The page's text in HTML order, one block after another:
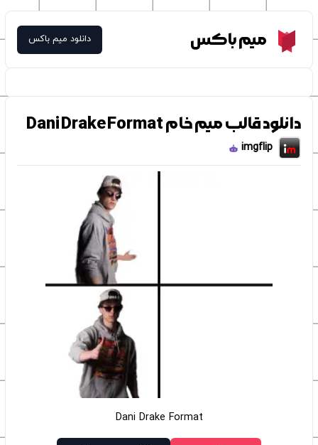
Meme Boxمیم باکس دانلود میم باکس
دانلود قالب میم خام Dani Drake Format
imgflip
Dani Drake Format